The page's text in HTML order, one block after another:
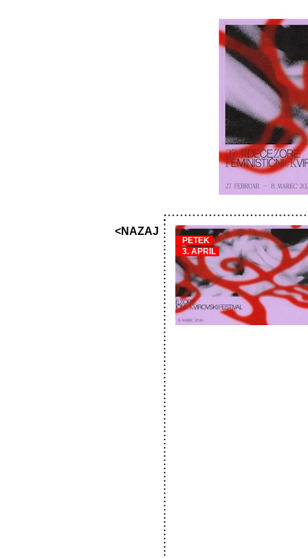
<NAZAJ
PETEK
3. APRIL